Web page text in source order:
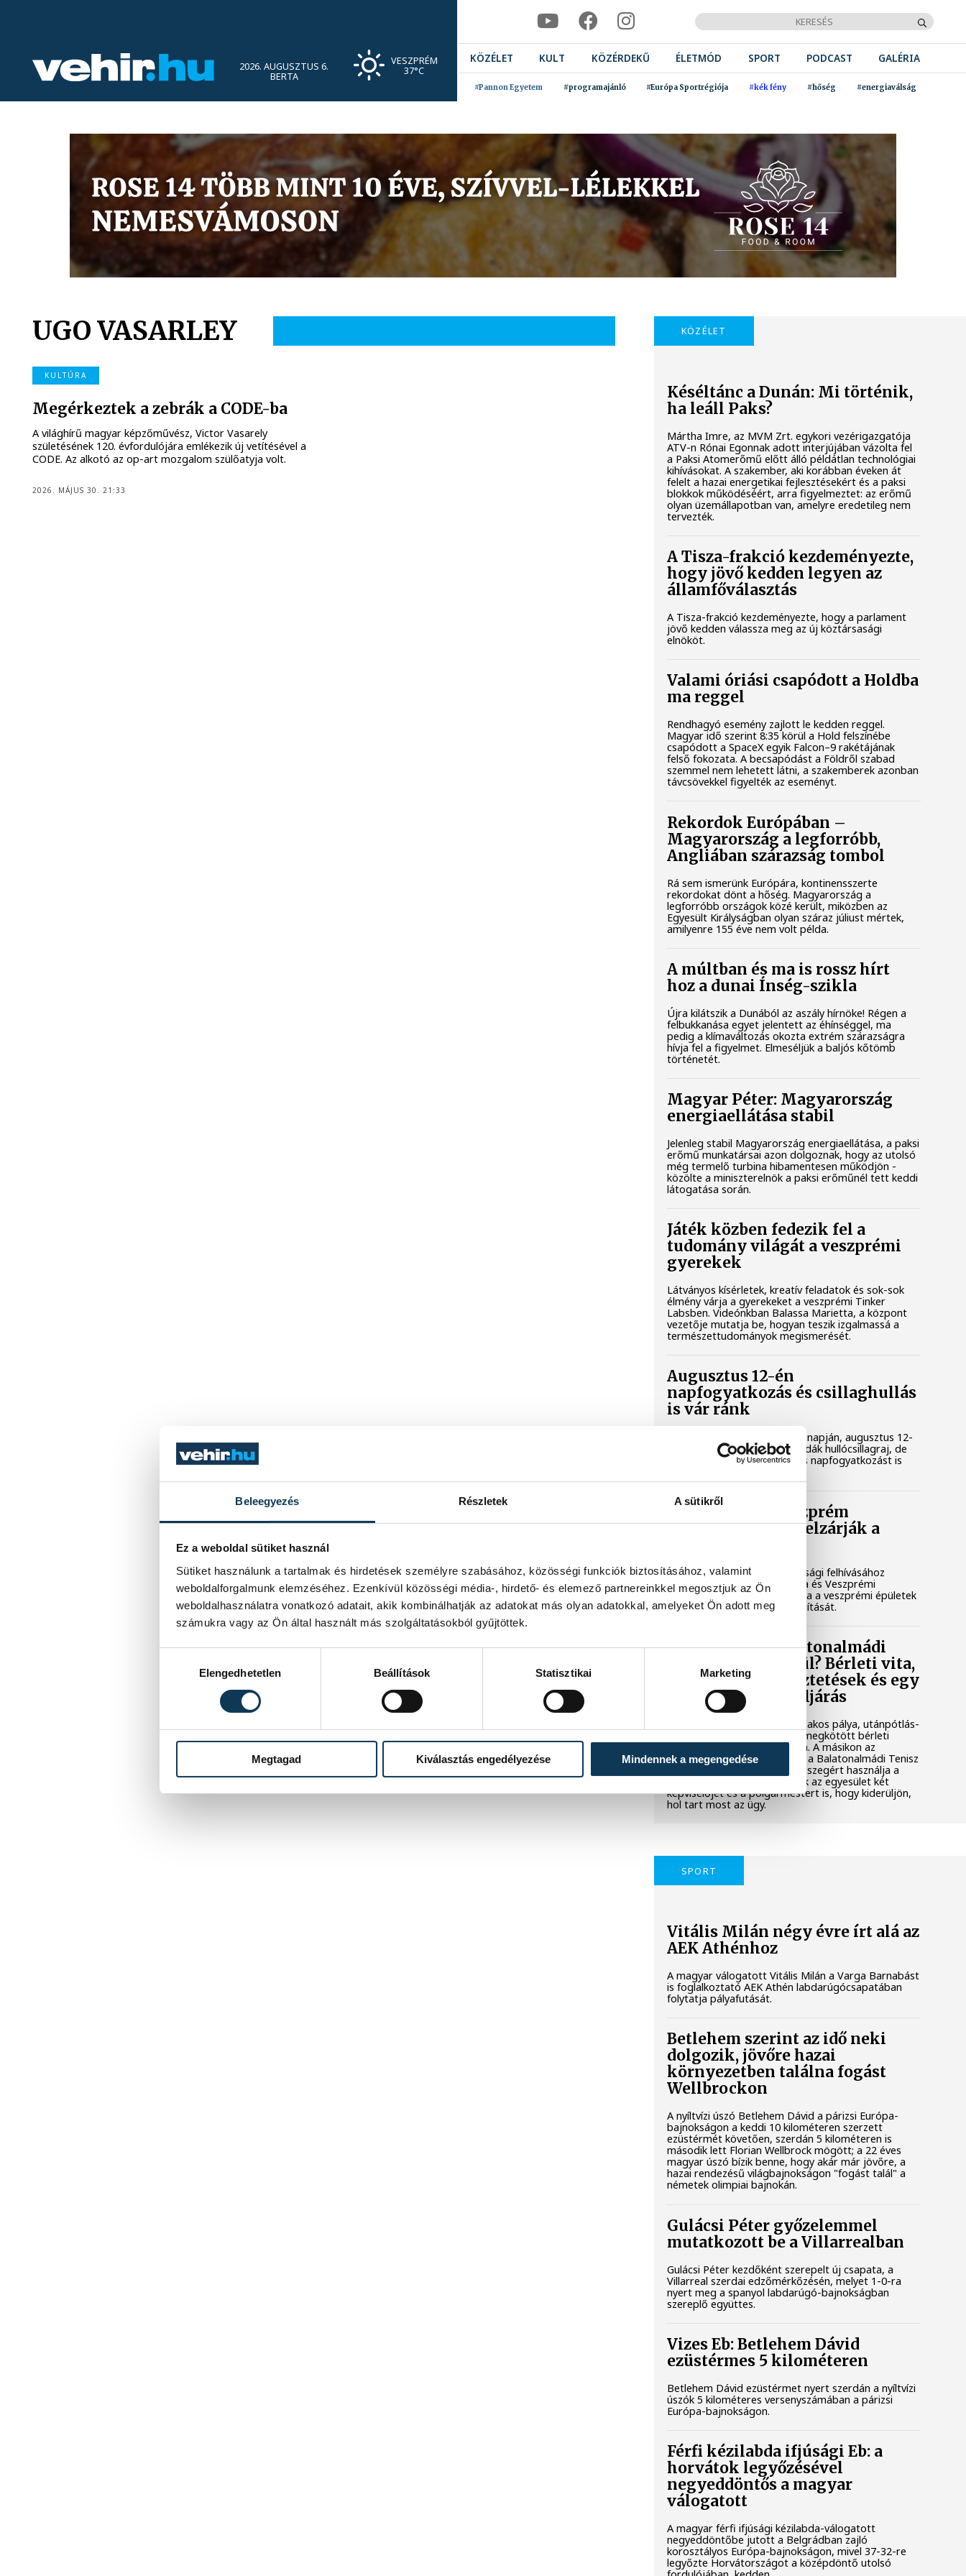
Beleegyezés Részletek A sütikről
Ez a weboldal sütiket használ
Sütiket használunk a tartalmak és hirdetések személyre szabásához, közösségi funkciók biztosításához, valamint
weboldalforgalmunk elemzéséhez. Ezenkívül közösségi média-, hirdető- és elemező partnereinkkel megosztjuk az Ön
weboldalhasználatra vonatkozó adatait, akik kombinálhatják az adatokat más olyan adatokkal, amelyeket Ön adott meg
számukra vagy az Ön által használt más szolgáltatásokból gyűjtöttek.
Elengedhetetlen
Beállítások Statisztikai Marketing
Megtagad Kiválasztás engedélyezése Mindennek a megengedése
2026. AUGUSZTUS 6.
BERTA
VESZPRÉM
37°C
KÖZÉLET KULT KÖZÉRDEKŰ ÉLETMÓD SPORT PODCAST GALÉRIA
#Pannon Egyetem #programajánló #Európa Sportrégiója #kék fény #hőség #energiaválság
UGO VASARLEY
KULTÚRA
Megérkeztek a zebrák a CODE-ba
A világhírű magyar képzőművész, Victor Vasarely
születésének 120. évfordulójára emlékezik új vetítésével a
CODE. Az alkotó az op-art mozgalom szülőatyja volt.
2026. MÁJUS 30. 21:33
KÖZÉLET
Késéltánc a Dunán: Mi történik,
ha leáll Paks?
Mártha Imre, az MVM Zrt. egykori vezérigazgatója
ATV-n Rónai Egonnak adott interjújában vázolta fel
a Paksi Atomerőmű előtt álló példátlan technológiai
kihívásokat. A szakember, aki korábban éveken át
felelt a hazai energetikai fejlesztésekért és a paksi
blokkok működéséért, arra figyelmeztet: az erőmű
olyan üzemállapotban van, amelyre eredetileg nem
tervezték.
A Tisza-frakció kezdeményezte,
hogy jövő kedden legyen az
államfőválasztás
A Tisza-frakció kezdeményezte, hogy a parlament
jövő kedden válassza meg az új köztársasági
elnököt.
Valami óriási csapódott a Holdba
ma reggel
Rendhagyó esemény zajlott le kedden reggel.
Magyar idő szerint 8:35 körül a Hold felszínébe
csapódott a SpaceX egyik Falcon–9 rakétájának
felső fokozata. A becsapódást a Földről szabad
szemmel nem lehetett látni, a szakemberek azonban
távcsövekkel figyelték az eseményt.
Rekordok Európában –
Magyarország a legforróbb,
Angliában szárazság tombol
Rá sem ismerünk Európára, kontinensszerte
rekordokat dönt a hőség. Magyarország a
legforróbb országok közé került, miközben az
Egyesült Királyságban olyan száraz júliust mértek,
amilyenre 155 éve nem volt példa.
A múltban és ma is rossz hírt
hoz a dunai Ínség-szikla
Újra kilátszik a Dunából az aszály hírnöke! Régen a
felbukkanása egyet jelentett az éhínséggel, ma
pedig a klímaváltozás okozta extrém szárazságra
hívja fel a figyelmet. Elmeséljük a baljós kőtömb
történetét.
Magyar Péter: Magyarország
energiaellátása stabil
Jelenleg stabil Magyarország energiaellátása, a paksi
erőmű munkatársai azon dolgoznak, hogy az utolsó
még termelő turbina hibamentesen működjön -
közölte a miniszterelnök a paksi erőműnél tett keddi
látogatása során.
Játék közben fedezik fel a
tudomány világát a veszprémi
gyerekek
Látványos kísérletek, kreatív feladatok és sok-sok
élmény várja a gyerekeket a veszprémi Tinker
Labsben. Videónkban Balassa Marietta, a központ
vezetője mutatja be, hogyan teszik izgalmassá a
természettudományok megismerését.
Augusztus 12-én
napfogyatkozás és csillaghullás
is vár ránk
Az év legsűrűbb csillagászati napján, augusztus 12-
én éjjel tetőzik majd a Perseidák hullócsillagraj, de
ugyanezen a napon részleges napfogyatkozást is
Lekapcsolják Veszprém
díszkivilágítását, elzárják a
A kormány energiatakarékossági felhívásához
csatlakozva Veszprém városa és Veszprémi
Főegyházmegye is lekapcsolta a veszprémi épületek
és nevezetességek díszkivilágítását.
Mi történik a balatonalmádi
teniszpályák körül? Bérleti vita,
megszakadt egyeztetések és egy
tisztázatlan jogi eljárás
Évtizedes hagyomány, hat salakos pálya, utánpótlás-
nevelés és egy hosszú távra megkötött bérleti
szerződés áll az egyik oldalon. A másikon az
önkormányzat, amely szerint a Balatonalmádi Tenisz
Klub aránytalanul alacsony összegért használja a
városi területet. Megkerestük az egyesület két
képviselőjét és a polgármestert is, hogy kiderüljön,
hol tart most az ügy.
SPORT
Vitális Milán négy évre írt alá az
AEK Athénhoz
A magyar válogatott Vitális Milán a Varga Barnabást
is foglalkoztató AEK Athén labdarúgócsapatában
folytatja pályafutását.
Betlehem szerint az idő neki
dolgozik, jövőre hazai
környezetben találna fogást
Wellbrockon
A nyíltvízi úszó Betlehem Dávid a párizsi Európa-
bajnokságon a keddi 10 kilométeren szerzett
ezüstérmét követően, szerdán 5 kilométeren is
második lett Florian Wellbrock mögött; a 22 éves
magyar úszó bízik benne, hogy akár már jövőre, a
hazai rendezésű világbajnokságon "fogást talál" a
németek olimpiai bajnokán.
Gulácsi Péter győzelemmel
mutatkozott be a Villarrealban
Gulácsi Péter kezdőként szerepelt új csapata, a
Villarreal szerdai edzőmérkőzésén, melyet 1-0-ra
nyert meg a spanyol labdarúgó-bajnokságban
szereplő együttes.
Vizes Eb: Betlehem Dávid
ezüstérmes 5 kilométeren
Betlehem Dávid ezüstérmet nyert szerdán a nyíltvízi
úszók 5 kilométeres versenyszámában a párizsi
Európa-bajnokságon.
Férfi kézilabda ifjúsági Eb: a
horvátok legyőzésével
negyeddöntős a magyar
válogatott
A magyar férfi ifjúsági kézilabda-válogatott
negyeddöntőbe jutott a Belgrádban zajló
korosztályos Európa-bajnokságon, mivel 37-32-re
legyőzte Horvátországot a középdöntő utolsó